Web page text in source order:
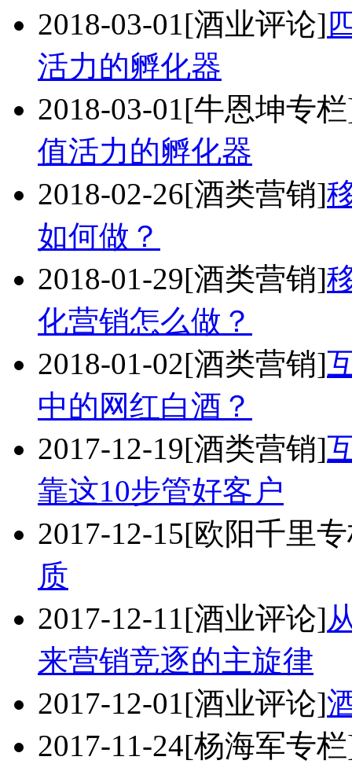
2018-03-01[酒业评论]
活力的孵化器
2018-03-01[牛恩坤专
值活力的孵化器
2018-02-26[酒类营销]
如何做？
2018-01-29[酒类营销]
化营销怎么做？
2018-01-02[酒类营销]
中的网红白酒？
2017-12-19[酒类营销]
靠这10步管好客户
2017-12-15[欧阳千里
质
2017-12-11[酒业评论]
来营销竞逐的主旋律
2017-12-01[酒业评论]
2017-11-24[杨海军专